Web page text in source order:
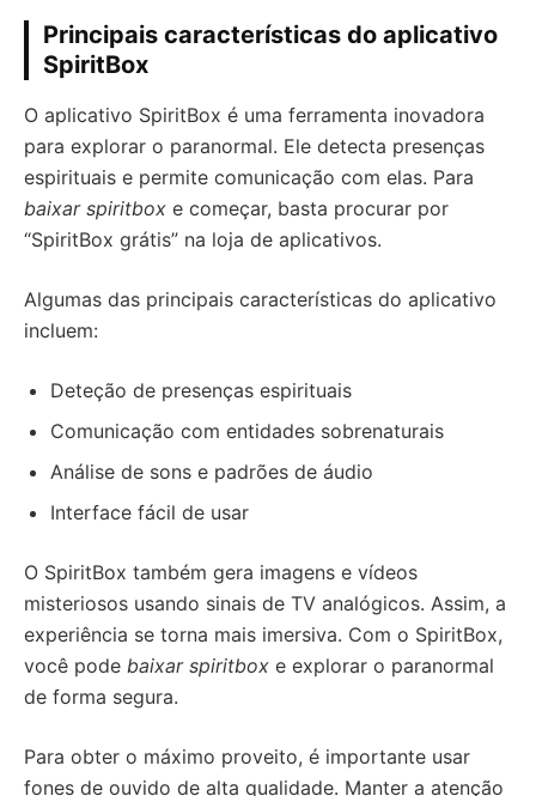
Principais características do aplicativo
SpiritBox
O aplicativo SpiritBox é uma ferramenta inovadora
para explorar o paranormal. Ele detecta presenças
espirituais e permite comunicação com elas. Para
baixar spiritbox e começar, basta procurar por
“SpiritBox grátis” na loja de aplicativos.
Algumas das principais características do aplicativo
incluem:
Deteção de presenças espirituais
Comunicação com entidades sobrenaturais
Análise de sons e padrões de áudio
Interface fácil de usar
O SpiritBox também gera imagens e vídeos
misteriosos usando sinais de TV analógicos. Assim, a
experiência se torna mais imersiva. Com o SpiritBox,
você pode baixar spiritbox e explorar o paranormal
de forma segura.
Para obter o máximo proveito, é importante usar
fones de ouvido de alta qualidade. Manter a atenção